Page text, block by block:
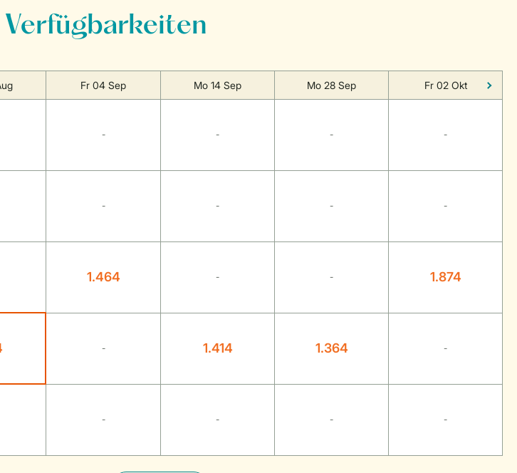
Verfügbarkeiten
Fr 04 Sep Mo 14 Sep Mo 28 Sep Fr 02 Okt
- - - -
- - - -
1.464 - - 1.874
- 1.414 1.364 -
- - - -